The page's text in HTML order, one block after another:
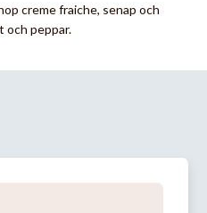
creme fraiche, senap och
och peppar.